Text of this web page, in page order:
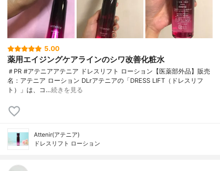
5.00
薬用エイジングケアラインのシワ改善化粧水
＃PR #アテニアアテニア ドレスリフト ローション【医薬部外品】販売
名：アテニア ローション DLrアテニアの「DRESS LIFT（ドレスリフ
ト）」は、コ…続きを見る
Attenir(アテニア)
ドレスリフト ローション